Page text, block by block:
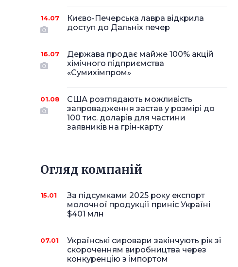
14.07
Києво-Печерська лавра відкрила
доступ до Дальніх печер
16.07
Держава продає майже 100% акцій
хімічного підприємства
«Сумихімпром»
01.08
США розглядають можливість
запровадження застав у розмірі до
100 тис. доларів для частини
заявників на грін-карту
Огляд компаній
15.01
За підсумками 2025 року експорт
молочної продукції приніс Україні
$401 млн
07.01
Українські сировари закінчують рік зі
скороченням виробництва через
конкуренцію з імпортом